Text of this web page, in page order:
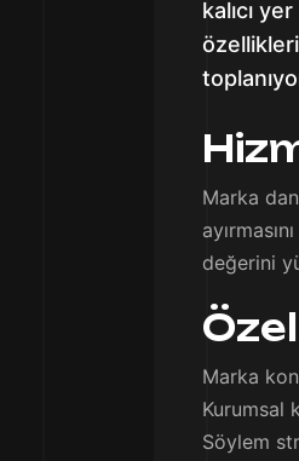
kalıcı
Marka
değerini
Marka
Kurumsal
Söylem